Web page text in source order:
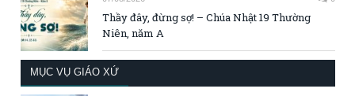
Thầy đây, đừng sợ! – Chúa Nhật 19 Thường
Niên, năm A
MỤC VỤ GIÁO XỨ